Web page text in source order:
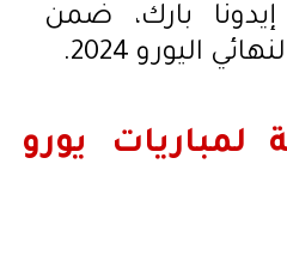
بارك، ضمن
اليورو 2024.
لمباريات يورو